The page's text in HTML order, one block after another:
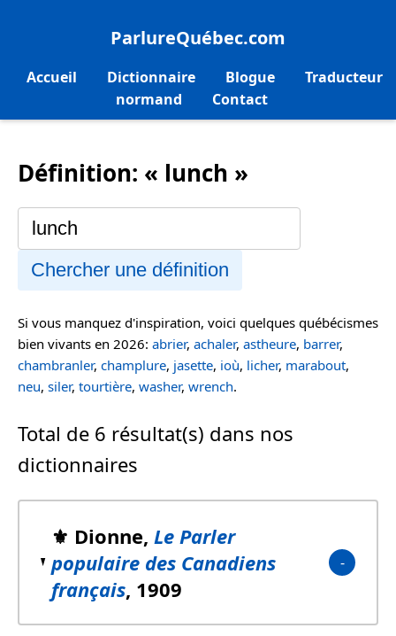
ParlureQuébec.com
Accueil Dictionnaire Blogue
Traducteur
normand
Contact
Définition: « lunch »
Chercher une définition
Si vous manquez d'inspiration, voici quelques québécismes
bien vivants en 2026: abrier, achaler, astheure, barrer,
chambranler, champlure, jasette, ioù, licher, marabout,
neu, siler, tourtière, washer, wrench.
Total de 6 résultat(s) dans nos
dictionnaires
⚜️ Dionne, Le Parler
populaire des Canadiens
français, 1909